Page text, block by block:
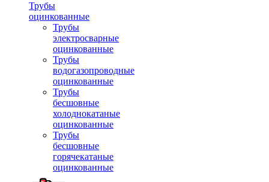
Трубы
оцинкованные
Трубы
электросварные
оцинкованные
Трубы
водогазопроводные
оцинкованные
Трубы
бесшовные
холоднокатаные
оцинкованные
Трубы
бесшовные
горячекатаные
оцинкованные